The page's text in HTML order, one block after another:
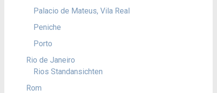
Palacio de Mateus, Vila Real
Peniche
Porto
Rio de Janeiro
Rios Standansichten
Rom